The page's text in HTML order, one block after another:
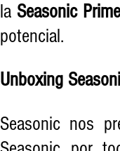
la Seasonic
potencial.
Unboxing
Seasonic nos